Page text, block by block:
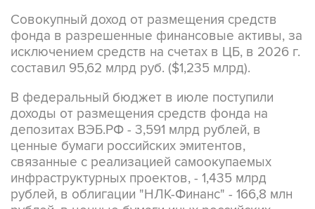
Совокупный доход от размещения средств
фонда в разрешенные финансовые активы, за
исключением средств на счетах в ЦБ, в 2026 г.
составил 95,62 млрд руб. ($1,235 млрд).
В федеральный бюджет в июле поступили
доходы от размещения средств фонда на
депозитах ВЭБ.РФ - 3,591 млрд рублей, в
ценные бумаги российских эмитентов,
связанные с реализацией самоокупаемых
инфраструктурных проектов, - 1,435 млрд
рублей, в облигации "НЛК-Финанс" - 166,8 млн